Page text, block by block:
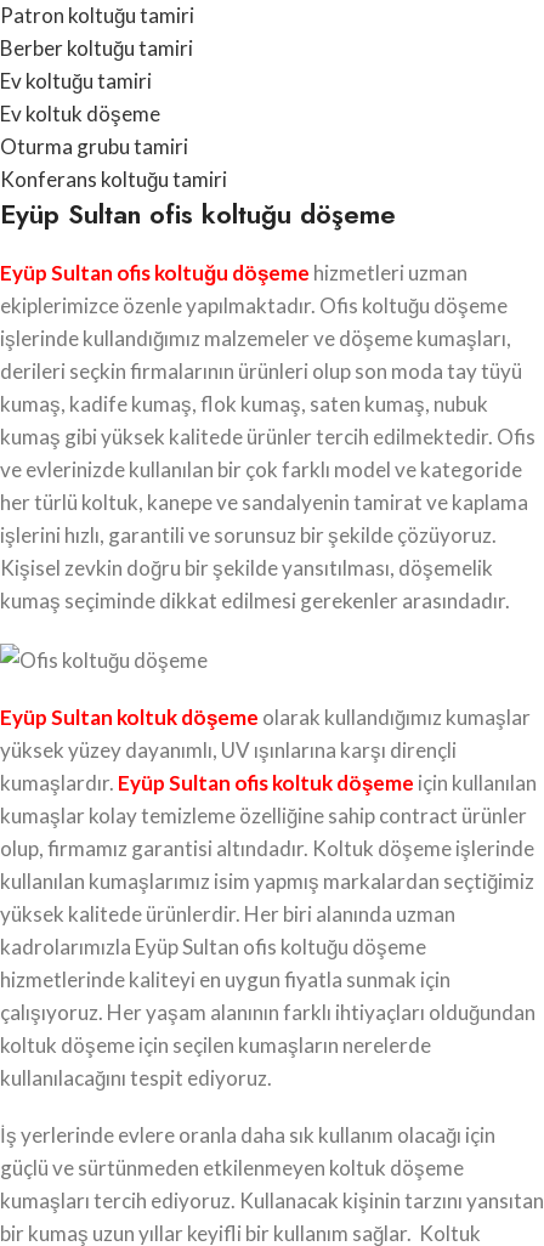
Patron koltuğu tamiri
Berber koltuğu tamiri
Ev koltuğu tamiri
Ev koltuk döşeme
Oturma grubu tamiri
Konferans koltuğu tamiri
Eyüp Sultan ofis koltuğu döşeme
Eyüp Sultan ofis koltuğu döşeme hizmetleri uzman
ekiplerimizce özenle yapılmaktadır. Ofis koltuğu döşeme
işlerinde kullandığımız malzemeler ve döşeme kumaşları,
derileri seçkin firmalarının ürünleri olup son moda tay tüyü
kumaş, kadife kumaş, flok kumaş, saten kumaş, nubuk
kumaş gibi yüksek kalitede ürünler tercih edilmektedir. Ofis
ve evlerinizde kullanılan bir çok farklı model ve kategoride
her türlü koltuk, kanepe ve sandalyenin tamirat ve kaplama
işlerini hızlı, garantili ve sorunsuz bir şekilde çözüyoruz.
Kişisel zevkin doğru bir şekilde yansıtılması, döşemelik
kumaş seçiminde dikkat edilmesi gerekenler arasındadır.
Eyüp Sultan koltuk döşeme olarak kullandığımız kumaşlar
yüksek yüzey dayanımlı, UV ışınlarına karşı dirençli
kumaşlardır. Eyüp Sultan ofis koltuk döşeme için kullanılan
kumaşlar kolay temizleme özelliğine sahip contract ürünler
olup, firmamız garantisi altındadır. Koltuk döşeme işlerinde
kullanılan kumaşlarımız isim yapmış markalardan seçtiğimiz
yüksek kalitede ürünlerdir. Her biri alanında uzman
kadrolarımızla Eyüp Sultan ofis koltuğu döşeme
hizmetlerinde kaliteyi en uygun fiyatla sunmak için
çalışıyoruz. Her yaşam alanının farklı ihtiyaçları olduğundan
koltuk döşeme için seçilen kumaşların nerelerde
kullanılacağını tespit ediyoruz.
İş yerlerinde evlere oranla daha sık kullanım olacağı için
güçlü ve sürtünmeden etkilenmeyen koltuk döşeme
kumaşları tercih ediyoruz. Kullanacak kişinin tarzını yansıtan
bir kumaş uzun yıllar keyifli bir kullanım sağlar. Koltuk